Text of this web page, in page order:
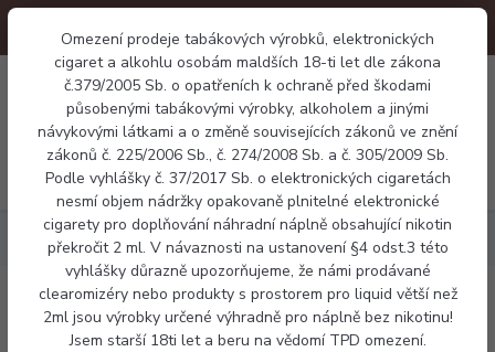
Omezení prodeje tabákových výrobků, elektronických
cigaret a alkohlu osobám maldších 18-ti let dle zákona
č.379/2005 Sb. o opatřeních k ochraně před škodami
působenými tabákovými výrobky, alkoholem a jinými
návykovými látkami a o změně souvisejících zákonů ve znění
zákonů č. 225/2006 Sb., č. 274/2008 Sb. a č. 305/2009 Sb.
Podle vyhlášky č. 37/2017 Sb. o elektronických cigaretách
nesmí objem nádržky opakovaně plnitelné elektronické
cigarety pro doplňování náhradní náplně obsahující nikotin
překročit 2 ml. V návaznosti na ustanovení §4 odst.3 této
vyhlášky důrazně upozorňujeme, že námi prodávané
clearomizéry nebo produkty s prostorem pro liquid větší než
2ml jsou výrobky určené výhradně pro náplně bez nikotinu!
Jsem starší 18ti let a beru na vědomí TPD omezení.
Menu
0 Kč
Náplně Frutie višeň 10ml
Frutie višeň 10ml